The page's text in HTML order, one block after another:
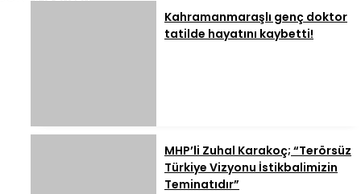
Kahramanmaraşlı genç doktor
tatilde hayatını kaybetti!
MHP’li Zuhal Karakoç; “Terörsüz
Türkiye Vizyonu İstikbalimizin
Teminatıdır”